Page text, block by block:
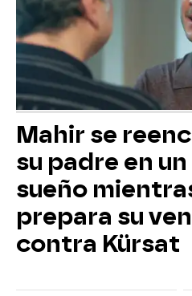
Mahir se
su padre en
sueño
prepara su
contra Kürsat